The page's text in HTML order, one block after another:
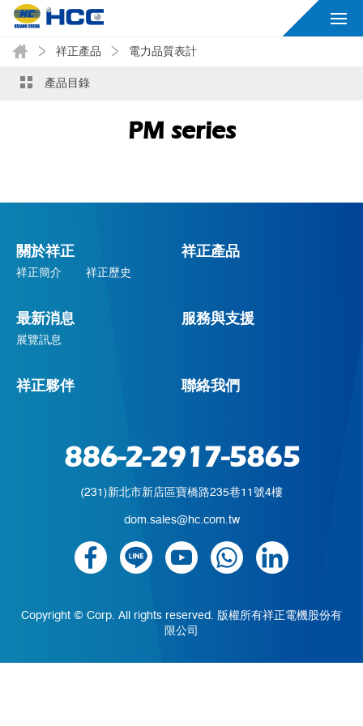
祥正產品 電力品質表計
產品目錄
PM series
關於祥正
祥正簡介 祥正歷史
祥正產品
最新消息
展覽訊息
服務與支援
祥正夥伴 聯絡我們
886-2-2917-5865
(231)新北市新店區寶橋路235巷11號4樓
dom.sales@hc.com.tw
Copyright © Corp. All rights reserved. 版權所有祥正電機股份有
限公司